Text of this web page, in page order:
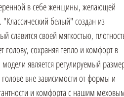
в себе женщины, желающей
белый" создан из
славится своей мягкостью,
голову, сохраняя тепло и комфорт в
является регулируемый
вне зависимости от формы и
и комфорта с нашим